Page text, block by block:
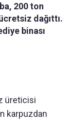
200 ton
dağıttı.
binası
üreticisi
karpuzdan